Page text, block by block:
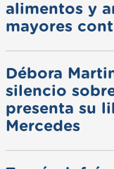
alimentos y
mayores
Débora
silencio
presenta su
Mercedes